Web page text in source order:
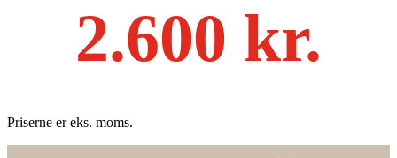
2.600 kr.
Priserne er eks. moms.